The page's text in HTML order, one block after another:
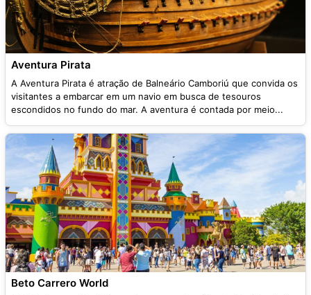
Aventura Pirata
A Aventura Pirata é atração de Balneário Camboriú que convida os
visitantes a embarcar em um navio em busca de tesouros
escondidos no fundo do mar. A aventura é contada por meio...
Beto Carrero World